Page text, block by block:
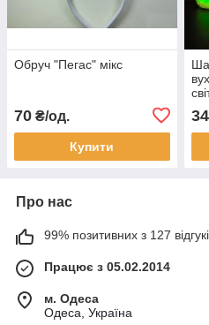
Обруч "Пегас" мікс
70 ₴/од.
Купити
Про нас
99% позитивних з 127
Працює з 05.02.2014
м. Одеса
Одеса, Україна